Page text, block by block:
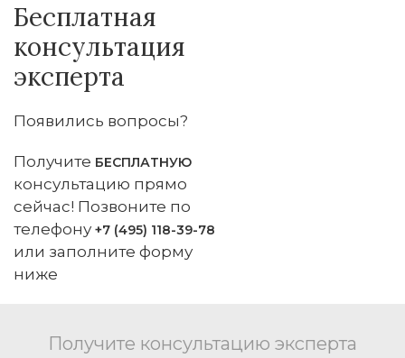
Бесплатная
консультация
эксперта
Появились вопросы?
Получите БЕСПЛАТНУЮ
консультацию прямо
сейчас! Позвоните по
телефону +7 (495) 118-39-78
или заполните форму
ниже
Получите консультацию эксперта